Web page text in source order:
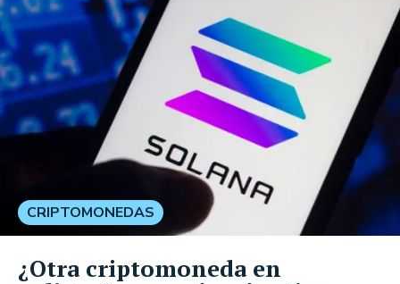
CRIPTOMONEDAS
¿Otra criptomoneda en